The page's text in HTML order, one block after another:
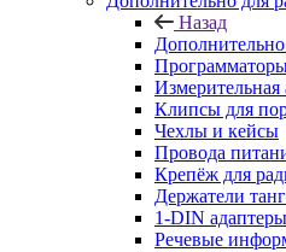
Назад
Измерительная
Клипсы для
Чехлы и кейсы
Провода
Крепёж для
Держатели
1-DIN
Речевые